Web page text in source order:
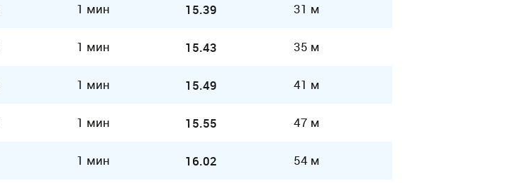
1 мин 15.39 31 м
1 мин 15.43 35 м
1 мин 15.49 41 м
1 мин 15.55 47 м
1 мин 16.02 54 м